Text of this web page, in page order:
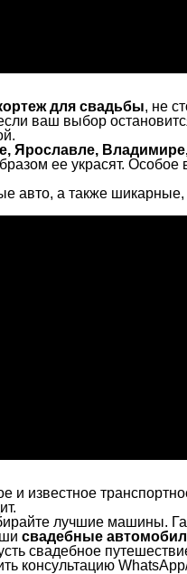
для свадьбы, не
ваш выбор
Ярославле,
ее украсят.
авто, а также
и известное
лучшие машины.
свадебные
свадебное
консультацию